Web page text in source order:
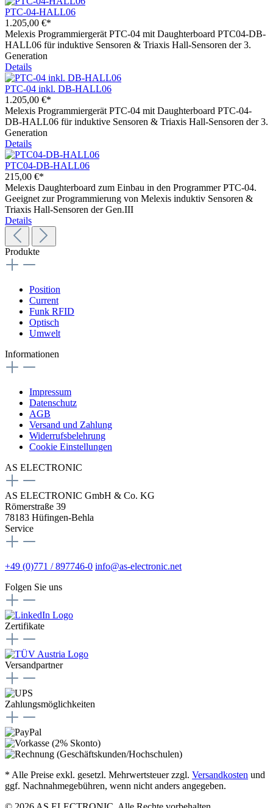
PTC-04-HALL06
1.205,00 €*
Melexis Programmiergerät PTC-04 mit Daughterboard PTC04-DB-
HALL06 für induktive Sensoren & Triaxis Hall-Sensoren der 3.
Generation
Details
PTC-04 inkl. DB-HALL06
1.205,00 €*
Melexis Programmiergerät PTC-04 mit Daughterboard PTC-04-
DB-HALL06 für induktive Sensoren & Triaxis Hall-Sensoren der 3.
Generation
Details
PTC04-DB-HALL06
215,00 €*
Melexis Daughterboard zum Einbau in den Programmer PTC-04.
Geeignet zur Programmierung von Melexis induktiv Sensoren &
Triaxis Hall-Sensoren der Gen.III
Details
Produkte
Position
Current
Funk RFID
Optisch
Umwelt
Informationen
Impressum
Datenschutz
AGB
Versand und Zahlung
Widerrufsbelehrung
Cookie Einstellungen
AS ELECTRONIC
AS ELECTRONIC GmbH & Co. KG
Römerstraße 39
78183 Hüfingen-Behla
Service
+49 (0)771 / 897746-0 info@as-electronic.net
Folgen Sie uns
Zertifikate
Versandpartner
Zahlungsmöglichkeiten
* Alle Preise exkl. gesetzl. Mehrwertsteuer zzgl. Versandkosten und
ggf. Nachnahmegebühren, wenn nicht anders angegeben.